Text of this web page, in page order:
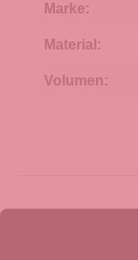
Marke:
Material:
Volumen: